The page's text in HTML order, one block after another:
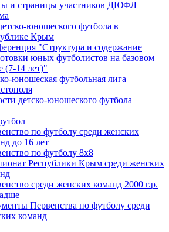
и страницы участников ДЮФЛ
юношеского футбола в
Крым
"Структура и содержание
юных футболистов на базовом
(7-14 лет)"
юношеская футбольная лига
детско-юношеского футбола
по футболу среди женских
до 16 лет
по футболу 8х8
Республики Крым среди женских
среди женских команд 2000 г.р.
Первенства по футболу среди
команд